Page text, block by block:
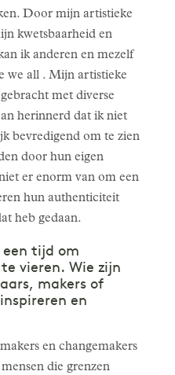
Door mijn artistieke
kwetsbaarheid en
ik anderen en mezelf
we all . Mijn artistieke
met diverse
herinnerd dat ik niet
bevredigend om te zien
door hun eigen
er enorm van om een
hun authenticiteit
heb gedaan.
tijd om
vieren. Wie zijn
makers of
en
en changemakers
die grenzen